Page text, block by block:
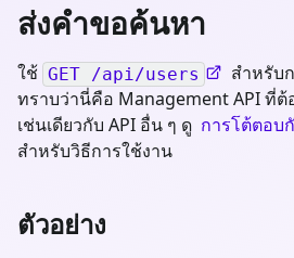
ส่งคำขอค้นหา
ใช้ GET /api/users
สำหรับ
ทราบว่านี่คือ Management API ที่
เช่นเดียวกับ API อื่น ๆ ดู การโต้ตอบ
สำหรับวิธีการใช้งาน
ตัวอย่าง